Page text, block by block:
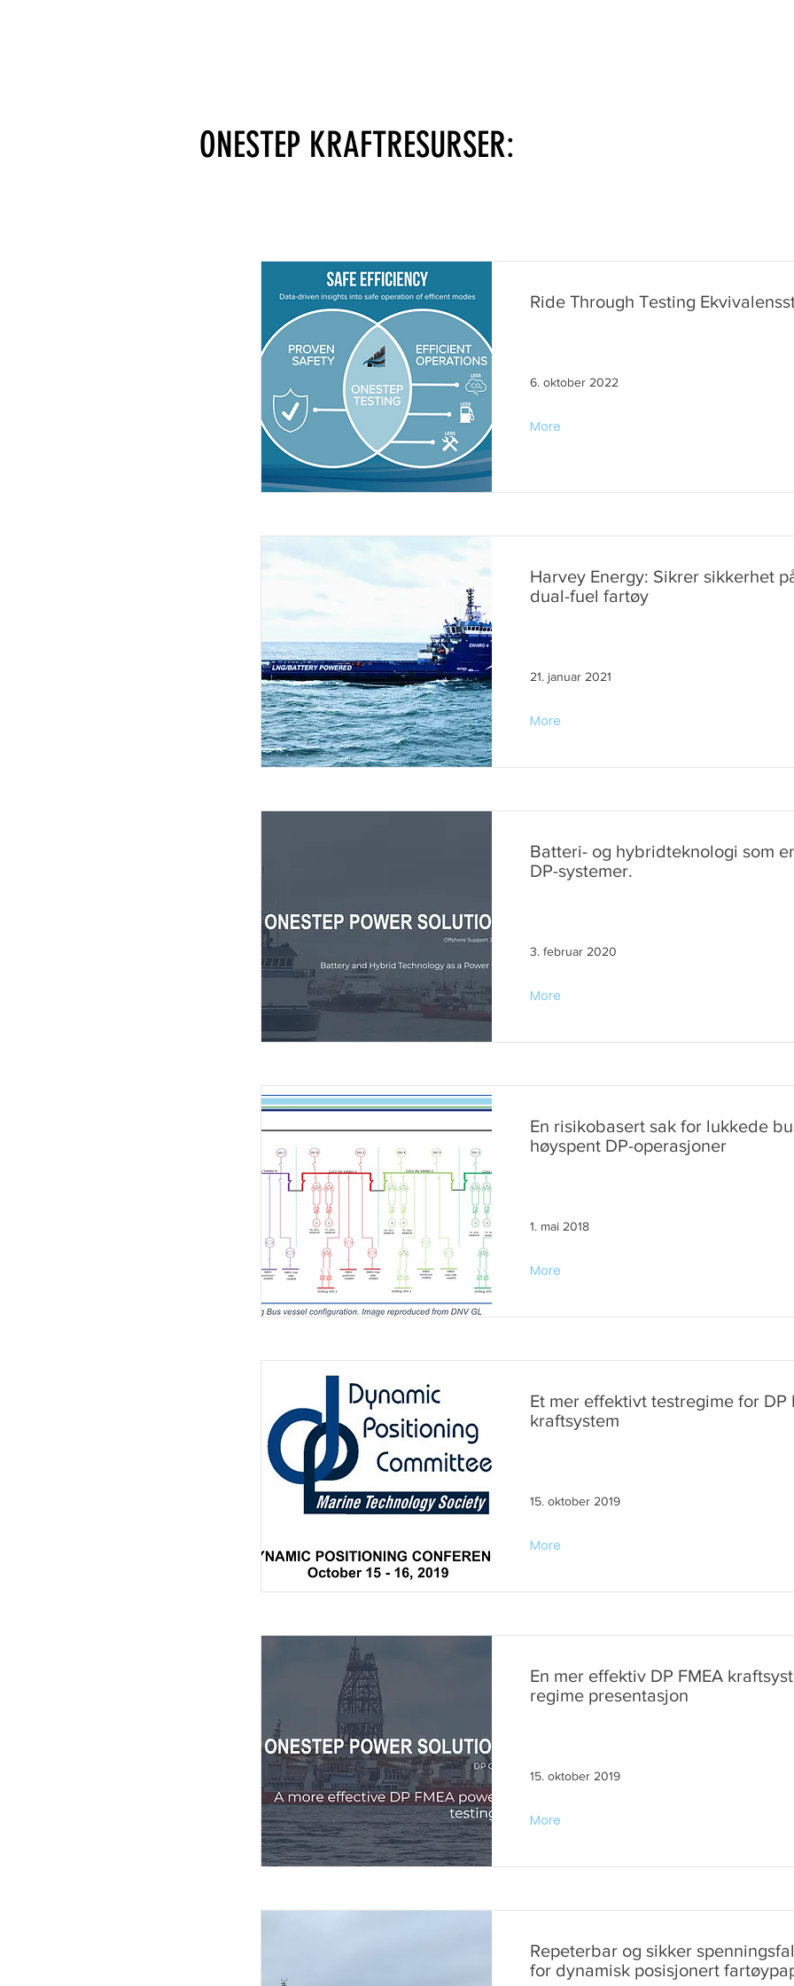
ONESTEP KRAFTRESURSER:
Ride Through Testing
6. oktober 2022
More
Harvey Energy: Sikrer sikkerhet
dual-fuel fartøy
21. januar 2021
More
Batteri- og hybridteknologi som
DP-systemer.
3. februar 2020
More
En risikobasert sak for lukkede
høyspent DP-operasjoner
1. mai 2018
More
Et mer effektivt testregime for DP
kraftsystem
15. oktober 2019
More
En mer effektiv DP FMEA
regime presentasjon
15. oktober 2019
More
Repeterbar og sikker
for dynamisk posisjonert